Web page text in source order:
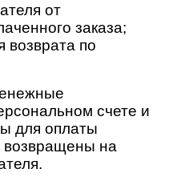
от
заказа;
возврата по
счете и
для оплаты
возвращены на